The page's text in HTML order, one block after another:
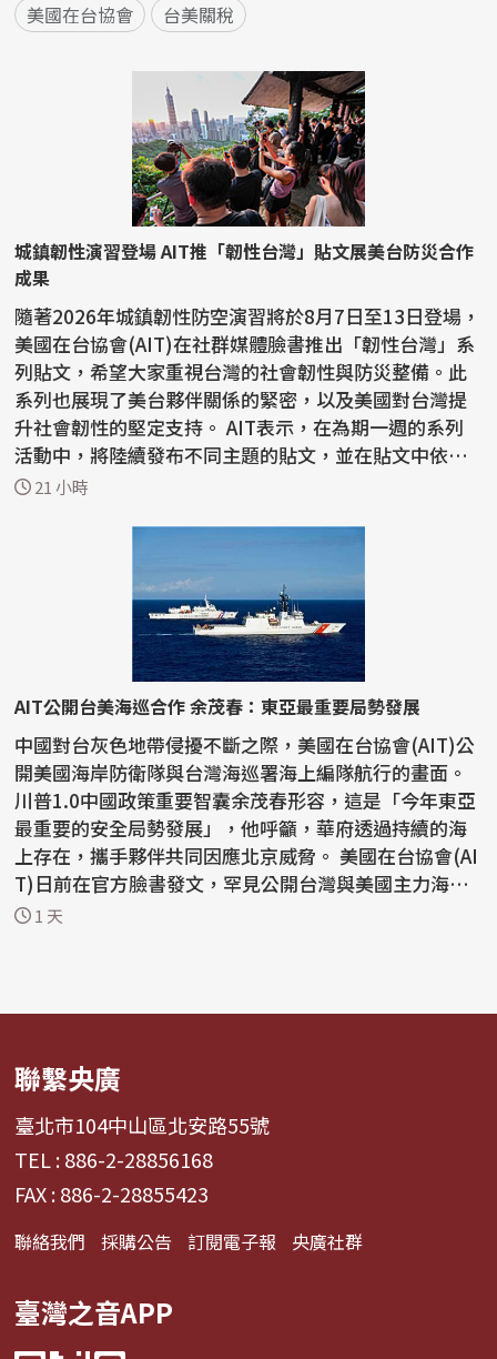
美國在台協會
台美關稅
城鎮韌性演習登場 AIT推「韌性台灣」貼文展美台防災合作
成果
隨著2026年城鎮韌性防空演習將於8月7日至13日登場，
美國在台協會(AIT)在社群媒體臉書推出「韌性台灣」系
列貼文，希望大家重視台灣的社會韌性與防災整備。此
系列也展現了美台夥伴關係的緊密，以及美國對台灣提
升社會韌性的堅定支持。 AIT表示，在為期一週的系列
活動中，將陸續發布不同主題的貼文，並在貼文中依不
同主...
21 小時
AIT公開台美海巡合作 余茂春：東亞最重要局勢發展
中國對台灰色地帶侵擾不斷之際，美國在台協會(AIT)公
開美國海岸防衛隊與台灣海巡署海上編隊航行的畫面。
川普1.0中國政策重要智囊余茂春形容，這是「今年東亞
最重要的安全局勢發展」，他呼籲，華府透過持續的海
上存在，攜手夥伴共同因應北京威脅。 美國在台協會(AI
T)日前在官方臉書發文，罕見公開台灣與美國主力海
巡...1 天
聯繫央廣
臺北市104中山區北安路55號
TEL : 886-2-28856168
FAX : 886-2-28855423
聯絡我們 採購公告 訂閱電子報 央廣社群
臺灣之音APP